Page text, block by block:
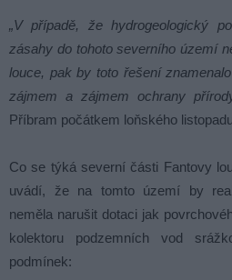
„V případě, že hydrogeologický
zásahy do tohoto severního území
louce, pak by toto řešení
zájmem a zájmem ochrany
Příbram počátkem loňského
Co se týká severní části Fantovy
uvádí, že na tomto území by
neměla narušit dotaci jak
kolektoru podzemních vod
podmínek: